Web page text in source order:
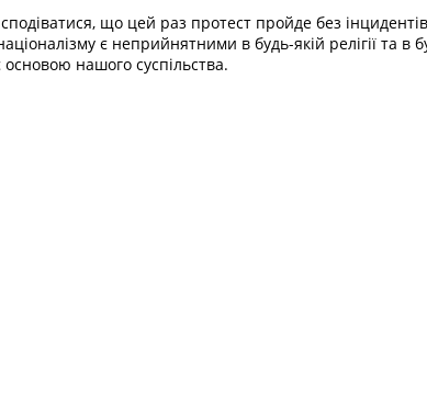
що цей раз протест пройде без
є неприйнятними в будь-якій релігії та в
основою нашого суспільства.